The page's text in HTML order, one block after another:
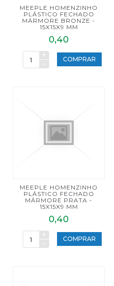
MEEPLE HOMENZINHO
PLÁSTICO FECHADO
MÁRMORE BRONZE -
15X15X9 MM
0,40
+
-
COMPRAR
MEEPLE HOMENZINHO
PLÁSTICO FECHADO
MÁRMORE PRATA -
15X15X9 MM
0,40
+
-
COMPRAR